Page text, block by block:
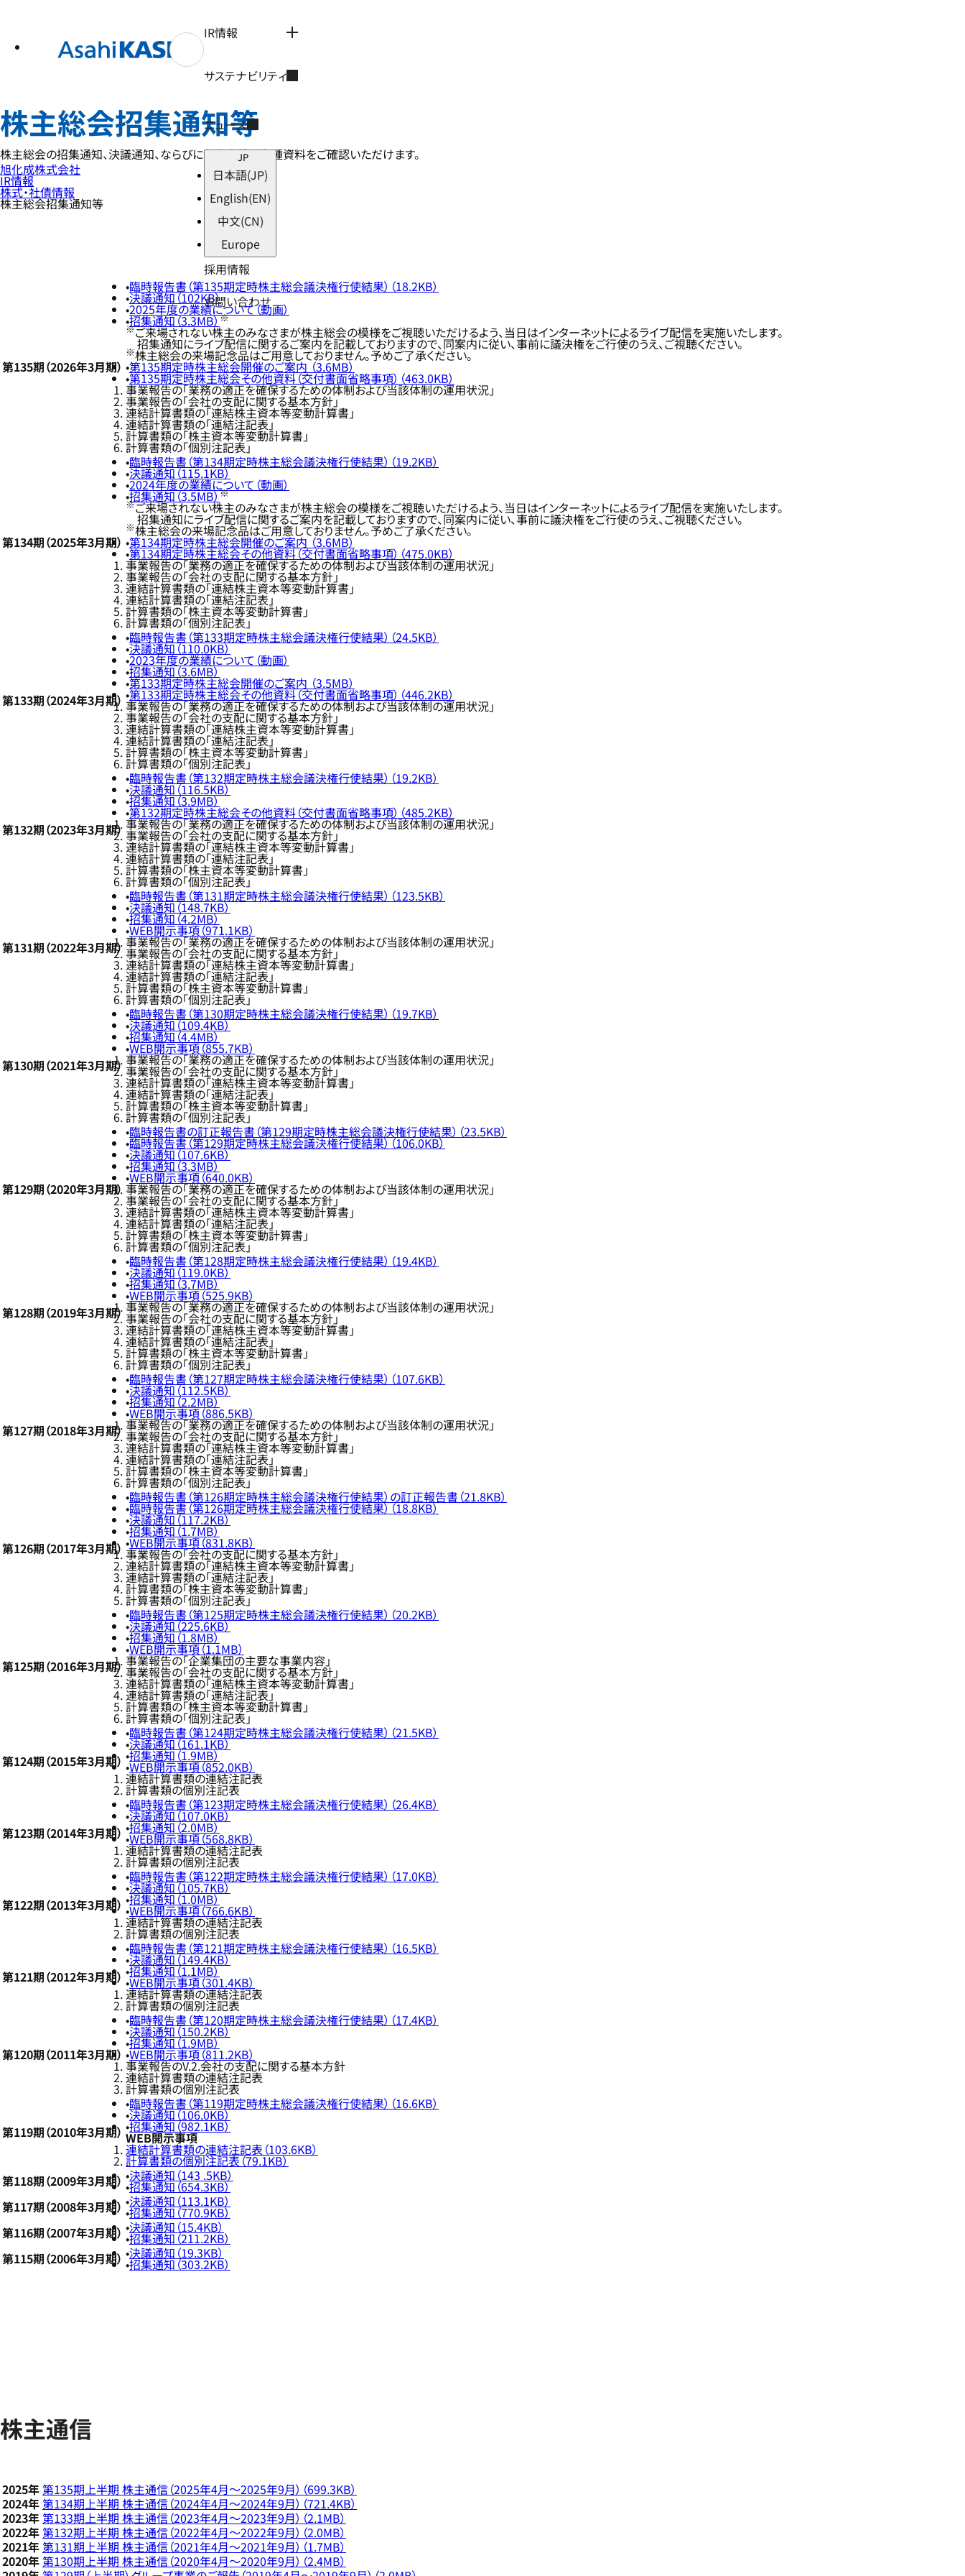
IR情報
サステナビリティ
ニュース
JP
日本語(JP)
English(EN)
中文(CN)
Europe
採用情報
お問い合わせ
株主総会招集通知等
株主総会の招集通知、決議通知、ならびに報告書等の各種資料をご確認いただけます。
旭化成株式会社
IR情報
株式・社債情報
株主総会招集通知等
第135期（2026年3月期）
臨時報告書（第135期定時株主総会議決権行使結果）（18.2KB）
決議通知（102KB）
2025年度の業績について（動画）
招集通知（3.3MB）※
※ご来場されない株主のみなさまが株主総会の模様をご視聴いただけるよう、当日はインターネットによるライブ配信を実施いたします。
招集通知にライブ配信に関するご案内を記載しておりますので、同案内に従い、事前に議決権をご行使のうえ、ご視聴ください。
※株主総会の来場記念品はご用意しておりません。予めご了承ください。
第135期定時株主総会開催のご案内 （3.6MB）
第135期定時株主総会その他資料（交付書面省略事項）（463.0KB）
事業報告の「業務の適正を確保するための体制および当該体制の運用状況」
事業報告の「会社の支配に関する基本方針」
連結計算書類の「連結株主資本等変動計算書」
連結計算書類の「連結注記表」
計算書類の「株主資本等変動計算書」
計算書類の「個別注記表」
第134期（2025年3月期）
臨時報告書（第134期定時株主総会議決権行使結果）（19.2KB）
決議通知（115.1KB）
2024年度の業績について（動画）
招集通知（3.5MB）※
※ご来場されない株主のみなさまが株主総会の模様をご視聴いただけるよう、当日はインターネットによるライブ配信を実施いたします。
招集通知にライブ配信に関するご案内を記載しておりますので、同案内に従い、事前に議決権をご行使のうえ、ご視聴ください。
※株主総会の来場記念品はご用意しておりません。予めご了承ください。
第134期定時株主総会開催のご案内 （3.6MB）
第134期定時株主総会その他資料（交付書面省略事項）（475.0KB）
事業報告の「業務の適正を確保するための体制および当該体制の運用状況」
事業報告の「会社の支配に関する基本方針」
連結計算書類の「連結株主資本等変動計算書」
連結計算書類の「連結注記表」
計算書類の「株主資本等変動計算書」
計算書類の「個別注記表」
第133期（2024年3月期）
臨時報告書（第133期定時株主総会議決権行使結果）（24.5KB）
決議通知（110.0KB）
2023年度の業績について（動画）
招集通知（3.6MB）
第133期定時株主総会開催のご案内 （3.5MB）
第133期定時株主総会その他資料（交付書面省略事項）（446.2KB）
事業報告の「業務の適正を確保するための体制および当該体制の運用状況」
事業報告の「会社の支配に関する基本方針」
連結計算書類の「連結株主資本等変動計算書」
連結計算書類の「連結注記表」
計算書類の「株主資本等変動計算書」
計算書類の「個別注記表」
第132期（2023年3月期）
臨時報告書（第132期定時株主総会議決権行使結果）（19.2KB）
決議通知（116.5KB）
招集通知（3.9MB）
第132期定時株主総会その他資料（交付書面省略事項）（485.2KB）
事業報告の「業務の適正を確保するための体制および当該体制の運用状況」
事業報告の「会社の支配に関する基本方針」
連結計算書類の「連結株主資本等変動計算書」
連結計算書類の「連結注記表」
計算書類の「株主資本等変動計算書」
計算書類の「個別注記表」
第131期（2022年3月期）
臨時報告書（第131期定時株主総会議決権行使結果）（123.5KB）
決議通知（148.7KB）
招集通知（4.2MB）
WEB開示事項（971.1KB）
事業報告の「業務の適正を確保するための体制および当該体制の運用状況」
事業報告の「会社の支配に関する基本方針」
連結計算書類の「連結株主資本等変動計算書」
連結計算書類の「連結注記表」
計算書類の「株主資本等変動計算書」
計算書類の「個別注記表」
第130期（2021年3月期）
臨時報告書（第130期定時株主総会議決権行使結果）（19.7KB）
決議通知（109.4KB）
招集通知（4.4MB）
WEB開示事項（855.7KB）
事業報告の「業務の適正を確保するための体制および当該体制の運用状況」
事業報告の「会社の支配に関する基本方針」
連結計算書類の「連結株主資本等変動計算書」
連結計算書類の「連結注記表」
計算書類の「株主資本等変動計算書」
計算書類の「個別注記表」
第129期（2020年3月期）
臨時報告書の訂正報告書（第129期定時株主総会議決権行使結果）（23.5KB）
臨時報告書（第129期定時株主総会議決権行使結果）（106.0KB）
決議通知（107.6KB）
招集通知（3.3MB）
WEB開示事項（640.0KB）
事業報告の「業務の適正を確保するための体制および当該体制の運用状況」
事業報告の「会社の支配に関する基本方針」
連結計算書類の「連結株主資本等変動計算書」
連結計算書類の「連結注記表」
計算書類の「株主資本等変動計算書」
計算書類の「個別注記表」
第128期（2019年3月期）
臨時報告書（第128期定時株主総会議決権行使結果）（19.4KB）
決議通知（119.0KB）
招集通知（3.7MB）
WEB開示事項（525.9KB）
事業報告の「業務の適正を確保するための体制および当該体制の運用状況」
事業報告の「会社の支配に関する基本方針」
連結計算書類の「連結株主資本等変動計算書」
連結計算書類の「連結注記表」
計算書類の「株主資本等変動計算書」
計算書類の「個別注記表」
第127期（2018年3月期）
臨時報告書（第127期定時株主総会議決権行使結果）（107.6KB）
決議通知（112.5KB）
招集通知（2.2MB）
WEB開示事項（886.5KB）
事業報告の「業務の適正を確保するための体制および当該体制の運用状況」
事業報告の「会社の支配に関する基本方針」
連結計算書類の「連結株主資本等変動計算書」
連結計算書類の「連結注記表」
計算書類の「株主資本等変動計算書」
計算書類の「個別注記表」
第126期（2017年3月期）
臨時報告書（第126期定時株主総会議決権行使結果）の訂正報告書（21.8KB）
臨時報告書（第126期定時株主総会議決権行使結果）（18.8KB）
決議通知（117.2KB）
招集通知（1.7MB）
WEB開示事項（831.8KB）
事業報告の「会社の支配に関する基本方針」
連結計算書類の「連結株主資本等変動計算書」
連結計算書類の「連結注記表」
計算書類の「株主資本等変動計算書」
計算書類の「個別注記表」
第125期（2016年3月期）
臨時報告書（第125期定時株主総会議決権行使結果）（20.2KB）
決議通知（225.6KB）
招集通知（1.8MB）
WEB開示事項（1.1MB）
事業報告の「企業集団の主要な事業内容」
事業報告の「会社の支配に関する基本方針」
連結計算書類の「連結株主資本等変動計算書」
連結計算書類の「連結注記表」
計算書類の「株主資本等変動計算書」
計算書類の「個別注記表」
第124期（2015年3月期）
臨時報告書（第124期定時株主総会議決権行使結果）（21.5KB）
決議通知（161.1KB）
招集通知（1.9MB）
WEB開示事項（852.0KB）
連結計算書類の連結注記表
計算書類の個別注記表
第123期（2014年3月期）
臨時報告書（第123期定時株主総会議決権行使結果）（26.4KB）
決議通知（107.0KB）
招集通知（2.0MB）
WEB開示事項（568.8KB）
連結計算書類の連結注記表
計算書類の個別注記表
第122期（2013年3月期）
臨時報告書（第122期定時株主総会議決権行使結果）（17.0KB）
決議通知（105.7KB）
招集通知（1.0MB）
WEB開示事項（766.6KB）
連結計算書類の連結注記表
計算書類の個別注記表
第121期（2012年3月期）
臨時報告書（第121期定時株主総会議決権行使結果）（16.5KB）
決議通知（149.4KB）
招集通知（1.1MB）
WEB開示事項（301.4KB）
連結計算書類の連結注記表
計算書類の個別注記表
第120期（2011年3月期）
臨時報告書（第120期定時株主総会議決権行使結果）（17.4KB）
決議通知（150.2KB）
招集通知（1.9MB）
WEB開示事項（811.2KB）
事業報告のV.2.会社の支配に関する基本方針
連結計算書類の連結注記表
計算書類の個別注記表
第119期（2010年3月期）
臨時報告書（第119期定時株主総会議決権行使結果）（16.6KB）
決議通知（106.0KB）
招集通知（982.1KB）
WEB開示事項
連結計算書類の連結注記表（103.6KB）
計算書類の個別注記表（79.1KB）
第118期（2009年3月期） 決議通知（143 .5KB）
招集通知（654.3KB）
第117期（2008年3月期） 決議通知（113.1KB）
招集通知（770.9KB）
第116期（2007年3月期） 決議通知（15.4KB）
招集通知（211.2KB）
第115期（2006年3月期） 決議通知（19.3KB）
招集通知（303.2KB）
株主通信
2025年第135期上半期 株主通信（2025年4月～2025年9月）（699.3KB）
2024年第134期上半期 株主通信（2024年4月～2024年9月）（721.4KB）
2023年第133期上半期 株主通信（2023年4月～2023年9月）（2.1MB）
2022年第132期上半期 株主通信（2022年4月～2022年9月）（2.0MB）
2021年第131期上半期 株主通信（2021年4月～2021年9月）（1.7MB）
2020年第130期上半期 株主通信（2020年4月～2020年9月）（2.4MB）